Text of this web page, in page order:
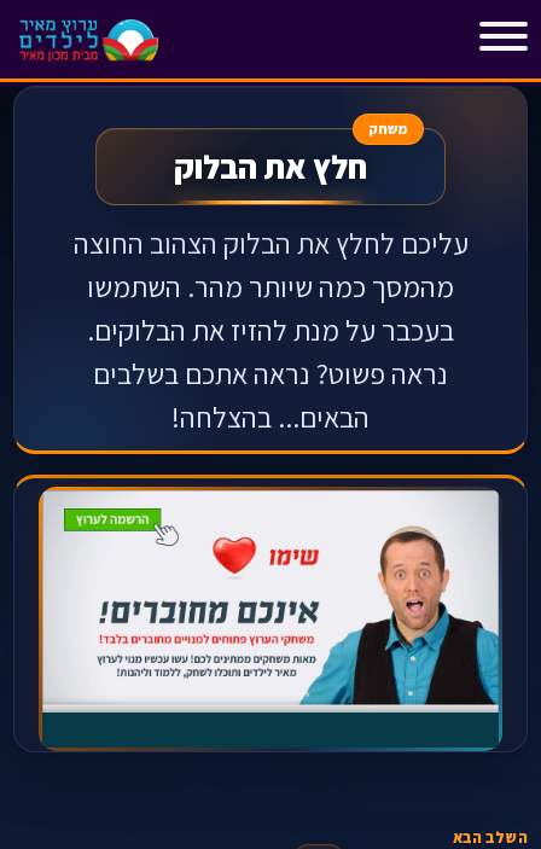
משחק
חלץ את הבלוק
עליכם לחלץ את הבלוק הצהוב החוצה
מהמסך כמה שיותר מהר. השתמשו
בעכבר על מנת להזיז את הבלוקים.
נראה פשוט? נראה אתכם בשלבים
הבאים... בהצלחה!
השלב הבא